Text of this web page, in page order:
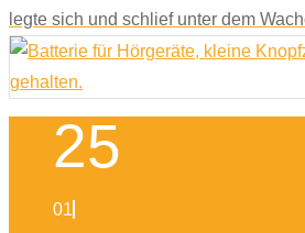
legte sich und schlief unter dem
25
01